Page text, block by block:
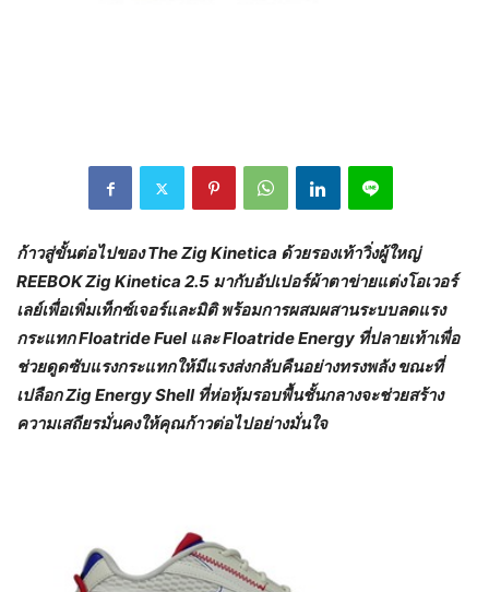
ก้าวสู่ขั้นต่อไปของThe Zig Kinetica ด้วยรองเท้าวิ่งผู้ใหญ่
REEBOK Zig Kinetica 2.5 มากับอัปเปอร์ผ้าตาข่ายแต่งโอเวอร์
เลย์เพื่อเพิ่มเท็กซ์เจอร์และมิติ พร้อมการผสมผสานระบบลดแรง
กระแทก Floatride Fuel และ Floatride Energy ที่ปลายเท้าเพื่อ
ช่วยดูดซับแรงกระแทกให้มีแรงส่งกลับคืนอย่างทรงพลัง ขณะที่
เปลือก Zig Energy Shell ที่ห่อหุ้มรอบพื้นชั้นกลางจะช่วยสร้าง
ความเสถียรมั่นคงให้คุณก้าวต่อไปอย่างมั่นใจ